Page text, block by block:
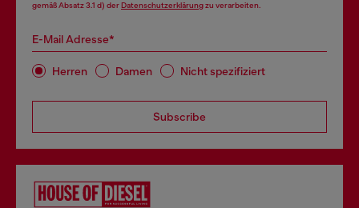
gemäß Absatz 3.1 d) derDatenschutzerklärungzu verarbeiten.
E-Mail Adresse*
Herren Damen Nicht spezifiziert
Subscribe